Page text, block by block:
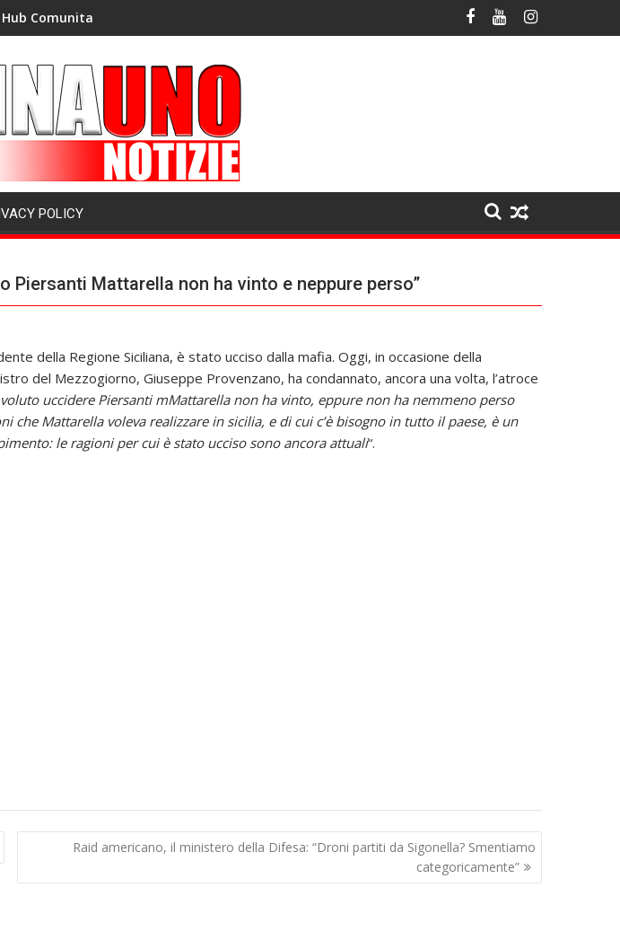
Comunita
POLICY
Mattarella non ha vinto e neppure perso”
della Regione Siciliana, è stato ucciso dalla mafia. Oggi, in occasione della
del Mezzogiorno, Giuseppe Provenzano, ha condannato, ancora una volta, l’atroce
uccidere Piersanti mMattarella non ha vinto, eppure non ha nemmeno perso
Mattarella voleva realizzare in sicilia, e di cui c’è bisogno in tutto il paese, è un
le ragioni per cui è stato ucciso sono ancora attuali“.
Raid americano, il ministero della Difesa: “Droni partiti da Sigonella? Smentiamo
categoricamente”